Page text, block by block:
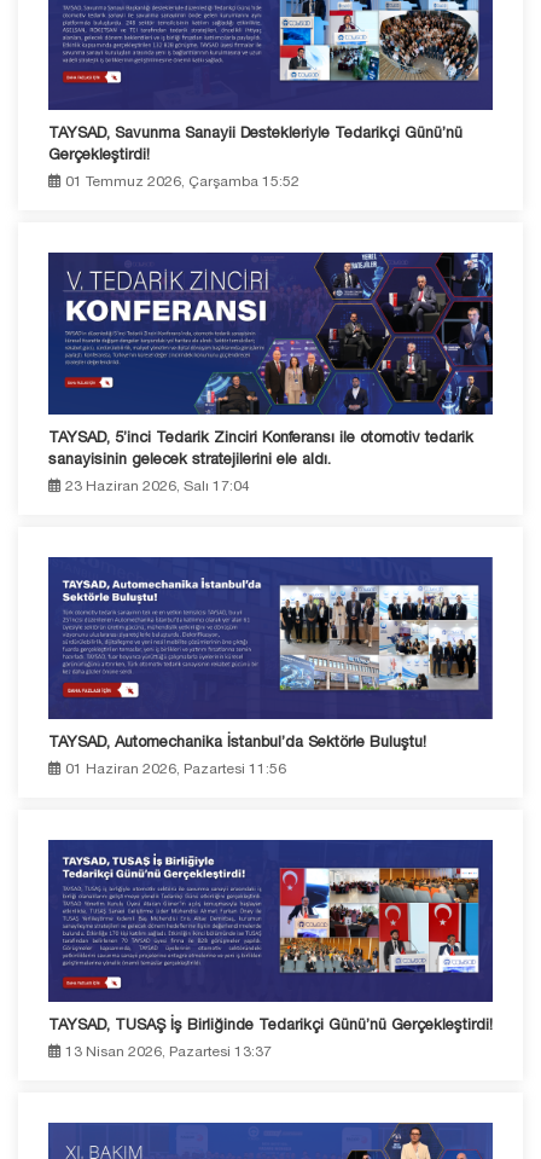
TAYSAD, Savunma Sanayii Destekleriyle Tedarikçi Günü’nü
Gerçekleştirdi!
01 Temmuz 2026, Çarşamba 15:52
TAYSAD, 5’inci Tedarik Zinciri Konferansı ile otomotiv tedarik
sanayisinin gelecek stratejilerini ele aldı.
23 Haziran 2026, Salı 17:04
TAYSAD, Automechanika İstanbul’da Sektörle Buluştu!
01 Haziran 2026, Pazartesi 11:56
TAYSAD, TUSAŞ İş Birliğinde Tedarikçi Günü’nü Gerçekleştirdi!
13 Nisan 2026, Pazartesi 13:37